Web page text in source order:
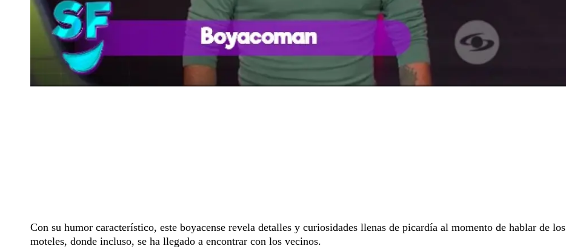
Con su humor característico, este boyacense revela detalles y curiosidades llenas de picardía al momento de hablar de los
moteles, donde incluso, se ha llegado a encontrar con los vecinos.